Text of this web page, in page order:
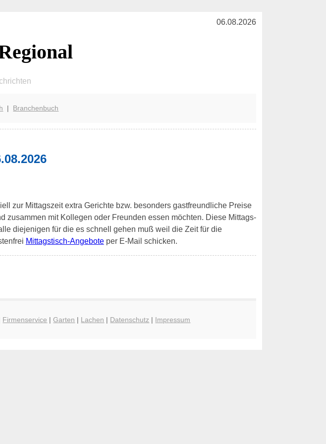
06.08.2026
| Branchenbuch
zur Mittagszeit extra Gerichte bzw. besonders gastfreundliche Preise
zusammen mit Kollegen oder Freunden essen möchten. Diese Mittags-
diejenigen für die es schnell gehen muß weil die Zeit für die
Mittagstisch-Angeboteper E-Mail schicken.
Firmenservice |Garten | Lachen | Datenschutz | Impressum